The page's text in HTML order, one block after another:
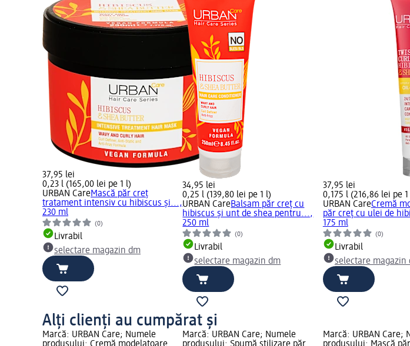
37,95 lei
0,23 l (165,00 lei pe 1 l)
URBAN CareMască păr creț
tratament intensiv cu hibiscus și...,
230 ml
(0)
Livrabil
selectare magazin dm
34,95 lei
0,25 l (139,80 lei pe 1 l)
URBAN CareBalsam păr creț cu
hibiscus și unt de shea pentru...,
250 ml
(0)
Livrabil
selectare magazin dm
37,95 lei
0,175 l (216,86 lei pe 1
URBAN CareCremă
păr creț cu ulei de
175 ml
(0)
Livrabil
selectare magazin
Alți clienți au cumpărat și
Marcă: URBAN Care; Numele
Marcă: URBAN Care; Numele
Marcă: URBAN Care;